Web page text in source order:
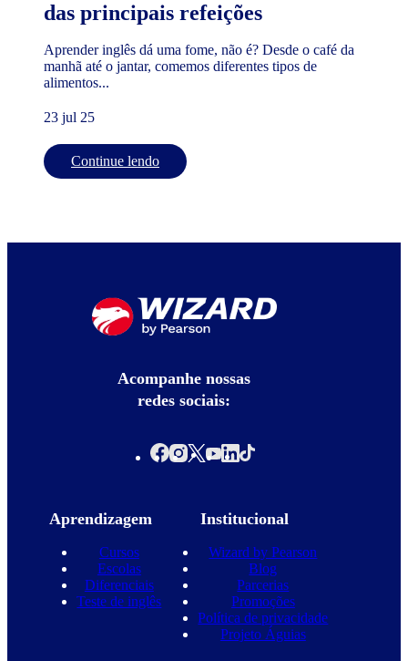
das principais refeições
Aprender inglês dá uma fome, não é? Desde o café da
manhã até o jantar, comemos diferentes tipos de
alimentos...
23 jul 25
Continue lendo
Acompanhe nossas
redes sociais:
Aprendizagem
Cursos
Escolas
Diferenciais
Teste de inglês
Institucional
Wizard by Pearson
Blog
Parcerias
Promoções
Política de privacidade
Projeto Águias